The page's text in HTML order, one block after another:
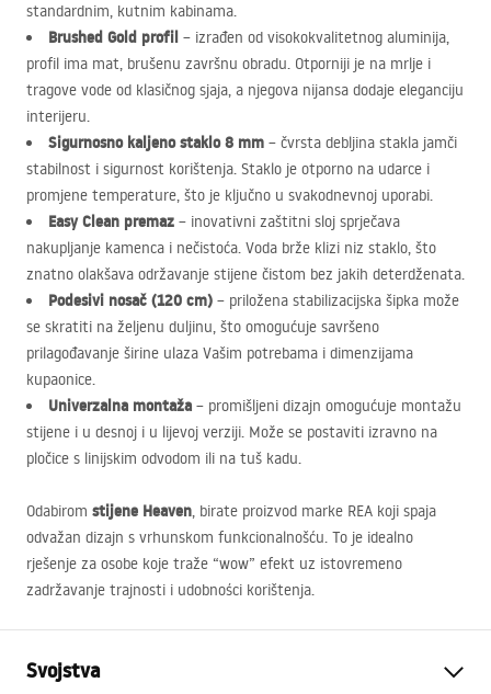
standardnim, kutnim kabinama.
Brushed Gold profil – izrađen od visokokvalitetnog aluminija,
profil ima mat, brušenu završnu obradu. Otporniji je na mrlje i
tragove vode od klasičnog sjaja, a njegova nijansa dodaje eleganciju
interijeru.
Sigurnosno kaljeno staklo 8 mm – čvrsta debljina stakla jamči
stabilnost i sigurnost korištenja. Staklo je otporno na udarce i
promjene temperature, što je ključno u svakodnevnoj uporabi.
Easy Clean premaz – inovativni zaštitni sloj sprječava
nakupljanje kamenca i nečistoća. Voda brže klizi niz staklo, što
znatno olakšava održavanje stijene čistom bez jakih deterdženata.
Podesivi nosač (120 cm) – priložena stabilizacijska šipka može
se skratiti na željenu duljinu, što omogućuje savršeno
prilagođavanje širine ulaza Vašim potrebama i dimenzijama
kupaonice.
Univerzalna montaža – promišljeni dizajn omogućuje montažu
stijene i u desnoj i u lijevoj verziji. Može se postaviti izravno na
pločice s linijskim odvodom ili na tuš kadu.
Odabirom stijene Heaven, birate proizvod marke REA koji spaja
odvažan dizajn s vrhunskom funkcionalnošću. To je idealno
rješenje za osobe koje traže “wow” efekt uz istovremeno
zadržavanje trajnosti i udobności korištenja.
Svojstva